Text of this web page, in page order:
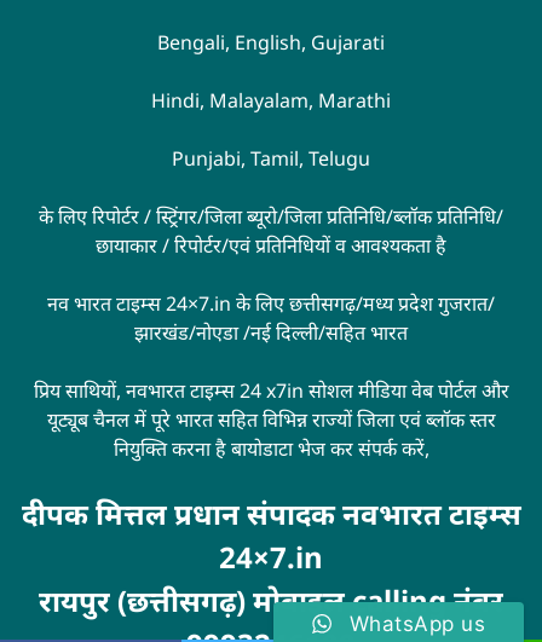
Bengali, English, Gujarati
Hindi, Malayalam, Marathi
Punjabi, Tamil, Telugu
के लिए रिपोर्टर / स्ट्रिंगर/जिला ब्यूरो/जिला प्रतिनिधि/ब्लॉक प्रतिनिधि/
छायाकार / रिपोर्टर/एवं प्रतिनिधियों व आवश्यकता है
नव भारत टाइम्स 24×7.in के लिए छत्तीसगढ़/मध्य प्रदेश गुजरात/
झारखंड/नोएडा /नई दिल्ली/सहित भारत
प्रिय साथियों, नवभारत टाइम्स 24 x7in सोशल मीडिया वेब पोर्टल और
यूट्यूब चैनल में पूरे भारत सहित विभिन्न राज्यों जिला एवं ब्लॉक स्तर
नियुक्ति करना है बायोडाटा भेज कर संपर्क करें,
दीपक मित्तल प्रधान संपादक नवभारत टाइम्स
24×7.in
रायपुर (छत्तीसगढ़) मोबाइल calling नंबर
WhatsApp us